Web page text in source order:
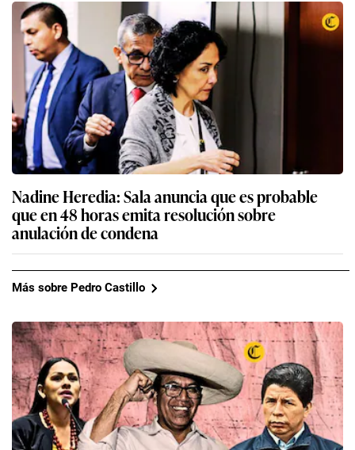
Nadine Heredia: Sala anuncia que es probable
que en 48 horas emita resolución sobre
anulación de condena
Más sobre Pedro Castillo